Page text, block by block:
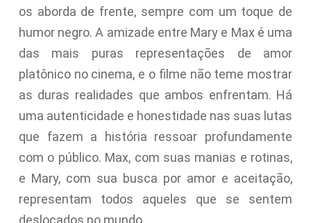
os aborda de frente, sempre com um toque de
humor negro. A amizade entre Mary e Max é uma
das mais puras representações de amor
platônico no cinema, e o filme não teme mostrar
as duras realidades que ambos enfrentam. Há
uma autenticidade e honestidade nas suas lutas
que fazem a história ressoar profundamente
com o público. Max, com suas manias e rotinas,
e Mary, com sua busca por amor e aceitação,
representam todos aqueles que se sentem
deslocados no mundo.